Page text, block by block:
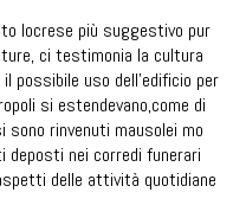
locrese più suggestivo pur
ci testimonia la cultura
possibile uso dell’edificio per
si estendevano,come di
sono rinvenuti mausolei mo
deposti nei corredi funerari
delle attività quotidiane